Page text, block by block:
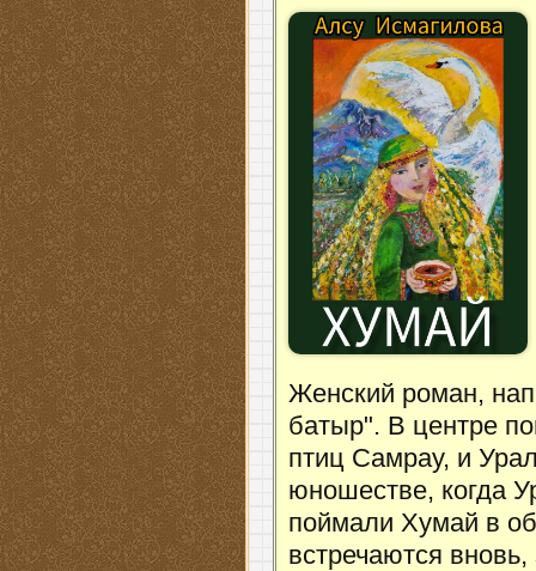
Женский роман,
батыр". В центре
птиц Самрау, и
юношестве, когда
поймали Хумай в
встречаются